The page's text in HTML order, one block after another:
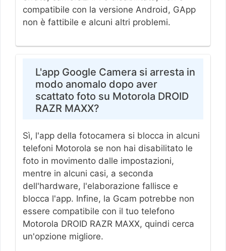
compatibile con la versione Android, GApp
non è fattibile e alcuni altri problemi.
L'app Google Camera si arresta in
modo anomalo dopo aver
scattato foto su Motorola DROID
RAZR MAXX?
Sì, l'app della fotocamera si blocca in alcuni
telefoni Motorola se non hai disabilitato le
foto in movimento dalle impostazioni,
mentre in alcuni casi, a seconda
dell'hardware, l'elaborazione fallisce e
blocca l'app. Infine, la Gcam potrebbe non
essere compatibile con il tuo telefono
Motorola DROID RAZR MAXX, quindi cerca
un'opzione migliore.